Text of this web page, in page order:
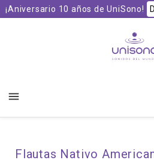
¡Aniversario 10 años de UniSono!

Flautas Nativo